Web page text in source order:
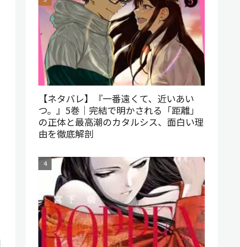
【ネタバレ】『一番遠くて、近いあい
つ。』5巻｜完結で明かされる「距離」
の正体と最高潮のカタルシス、面白い理
由を徹底解剖